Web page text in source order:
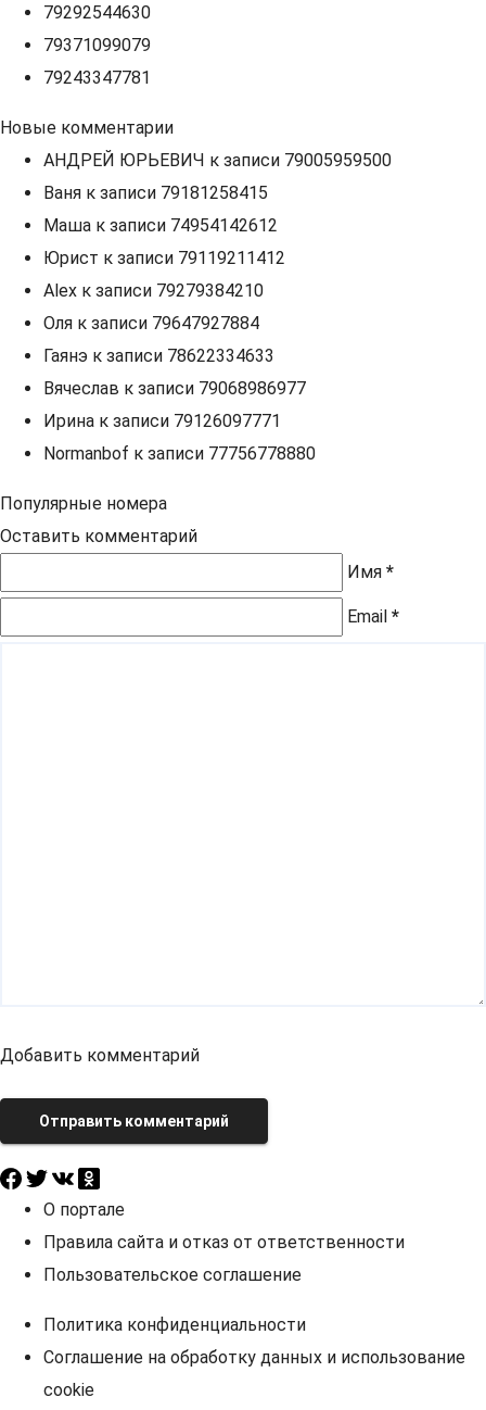
79292544630
79371099079
79243347781
Новые комментарии
АНДРЕЙ ЮРЬЕВИЧ к записи 79005959500
Ваня к записи 79181258415
Маша к записи 74954142612
Юрист к записи 79119211412
Alex к записи 79279384210
Оля к записи 79647927884
Гаянэ к записи 78622334633
Вячеслав к записи 79068986977
Ирина к записи 79126097771
Normanbof к записи 77756778880
Популярные номера
Оставить комментарий
Имя *
Email *
Добавить комментарий
Отправить комментарий
О портале
Правила сайта и отказ от ответственности
Пользовательское соглашение
Политика конфиденциальности
Соглашение на обработку данных и использование
cookie